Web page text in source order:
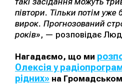
півтори. Тільки потім уже
вирок. Прогнозований
років», — розповідає
Нагадаємо, що ми
Олексія у
рідних» на